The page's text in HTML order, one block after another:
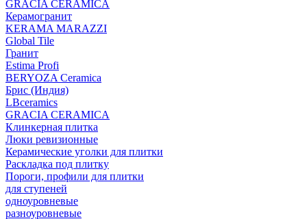
GRACIA CERAMICA
Керамогранит
KERAMA MARAZZI
Global Tile
Гранит
Estima Profi
BERYOZA Ceramica
Брис (Индия)
LBceramics
GRACIA CERAMICA
Клинкерная плитка
Люки ревизионные
Керамические уголки для плитки
Раскладка под плитку
Пороги, профили для плитки
для ступеней
одноуровневые
разноуровневые